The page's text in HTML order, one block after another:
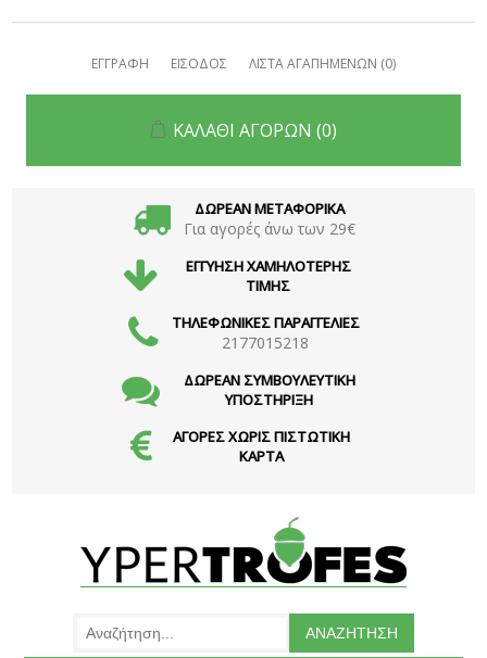
ΕΓΓΡΑΦΗ ΕΙΣΟΔΟΣ ΛΙΣΤΑ ΑΓΑΠΗΜΕΝΩΝ (0)
ΚΑΛΑΘΙ ΑΓΟΡΩΝ (0)
ΔΩΡΕΑΝ ΜΕΤΑΦΟΡΙΚΑ
Για αγορές άνω των 29€
ΕΓΓΥΗΣΗ ΧΑΜΗΛΟΤΕΡΗΣ
ΤΙΜΗΣ
ΤΗΛΕΦΩΝΙΚΕΣ ΠΑΡΑΓΓΕΛΙΕΣ
2177015218
ΔΩΡΕΑΝ ΣΥΜΒΟΥΛΕΥΤΙΚΗ
ΥΠΟΣΤΗΡΙΞΗ
ΑΓΟΡΕΣ ΧΩΡΙΣ ΠΙΣΤΩΤΙΚΗ
ΚΑΡΤΑ